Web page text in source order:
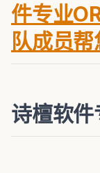
件专业
队成员
诗檀软